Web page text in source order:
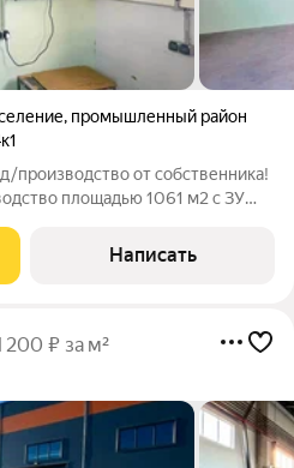
, промышленный район
производство от собственника!
площадью 1061 м2 с ЗУ
Размер склада 25 х 36 м.
Написать
200 ₽ за м²